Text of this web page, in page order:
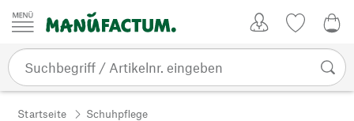
Zum Inhalt springen
Startseite Schuhpflege